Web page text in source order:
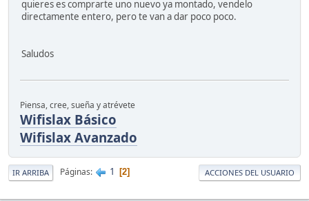
quieres es comprarte uno nuevo ya montado, vendelo
directamente entero, pero te van a dar poco poco.
Saludos
Piensa, cree, sueña y atrévete
Wifislax Básico
Wifislax Avanzado
IR ARRIBA Páginas 1 2 ACCIONES DEL USUARIO